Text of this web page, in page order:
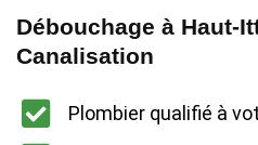
Débouchage à Haut-
Canalisation
Plombier qualifié à